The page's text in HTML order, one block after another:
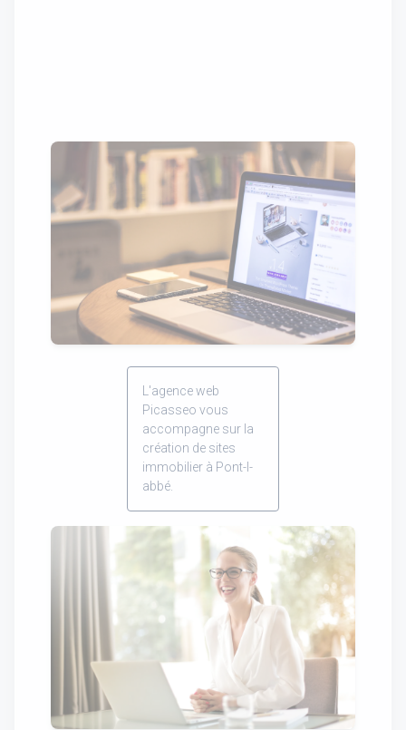
L'agence web
Picasseo vous
accompagne sur la
création de sites
immobilier à Pont-l-
abbé.